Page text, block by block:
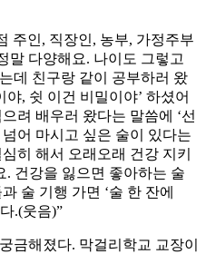
주인, 직장인, 농부, 가정주부
말 다양해요. 나이도 그렇고
데 친구랑 같이 공부하러 왔
야, 쉿 이건 비밀이야’ 하셨어
려 배우러 왔다는 말씀에 ‘선
어 마시고 싶은 술이 있다는
히 해서 오래오래 건강 지키
. 건강을 잃으면 좋아하는 술
술 기행 가면 ‘술 한 잔에
.(웃음)”
금해졌다. 막걸리학교 교장이